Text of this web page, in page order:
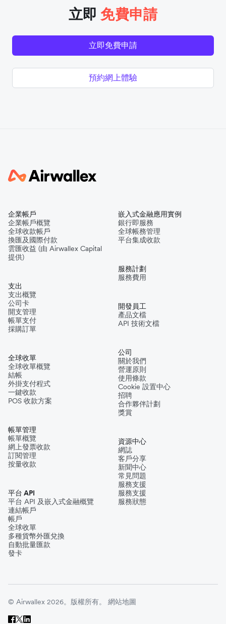
立即免費申請
立即免費申請
預約網上體驗
企業帳戶
企業帳戶概覽
全球收款帳戶
換匯及國際付款
雲匯收益 (由 Airwallex Capital
提供)
支出
支出概覽
公司卡
開支管理
帳單支付
採購訂單
全球收單
全球收單概覽
結帳
外掛支付程式
一鍵收款
POS 收款方案
帳單管理
帳單概覽
網上發票收款
訂閱管理
按量收款
平台 API
平台 API 及嵌入式金融概覽
連結帳戶
帳戶
全球收單
多種貨幣外匯兌換
自動批量匯款
發卡
嵌入式金融應用實例
銀行即服務
全球帳務管理
平台集成收款
服務計劃
服務費用
開發員工
產品文檔
API 技術文檔
公司
關於我們
營運原則
使用條款
Cookie 設置中心
招聘
合作夥伴計劃
獎賞
資源中心
網誌
客戶分享
新聞中心
常見問題
服務支援
服務支援
服務狀態
© Airwallex 2026。版權所有。 網站地圖